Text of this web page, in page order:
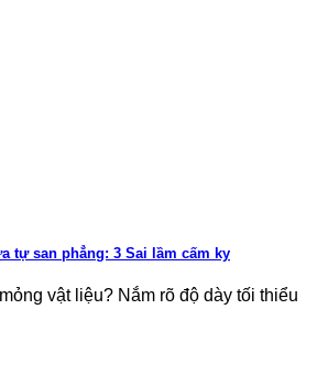
tự san phẳng: 3 Sai lầm cấm kỵ
vật liệu? Nắm rõ độ dày tối thiểu